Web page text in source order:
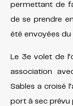
permettant de
de se prendre
été envoyées du
Le 3e volet de
association
Sables a croisé
port à sec prévu